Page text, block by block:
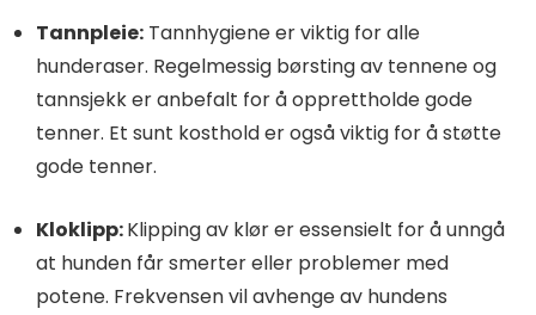
Tannpleie: Tannhygiene er viktig for alle
hunderaser. Regelmessig børsting av tennene og
tannsjekk er anbefalt for å opprettholde gode
tenner. Et sunt kosthold er også viktig for å støtte
gode tenner.
Kloklipp:Klipping av klør er essensielt for å unngå
at hunden får smerter eller problemer med
potene. Frekvensen vil avhenge av hundens